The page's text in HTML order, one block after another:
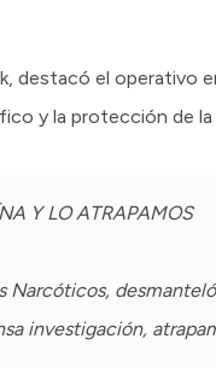
destacó el operativo
y la protección de la
Y LO ATRAPAMOS
Narcóticos,
investigación,